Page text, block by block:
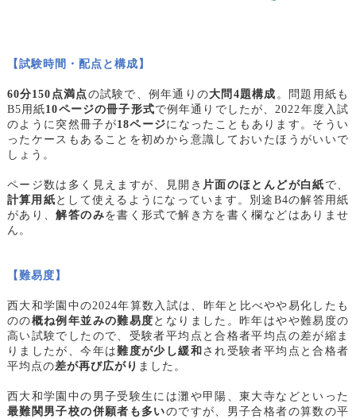
【試験時間・配点と構成】
60分150点満点の試験で、例年通りの大問4題構成 。問題用紙も
B5用紙10ページの冊子形式で例年通りでしたが、2022年度入試
のように突然冊子が18ページになったこともあります。そうい
ったケースもあることを初めから意識しておいたほうがいいで
しょう。
ページ数は多く見えますが、見開き 片面のほとんどが白紙 で、
計算用紙 として使えるようになっています。別途B4の解答用紙
があり、解答のみを書く形式で解き方を書く欄などはありませ
ん。
【難易度】
西大和学園中の2024年算数入試は、昨年と比べやや易化したも
のの概ね例年並みの難易度 となりました。昨年はやや難易度の
高い試験でしたので、受験者平均点と合格者平均点の差が縮ま
りましたが、今年は難度が少し緩和 され受験者平均点と合格者
平均点の差が再び広がり ました。
西大和学園中の男子受験生には灘や甲陽、東大寺などといった
最難関男子校の併願者も多いのですが、男子合格者の算数の平